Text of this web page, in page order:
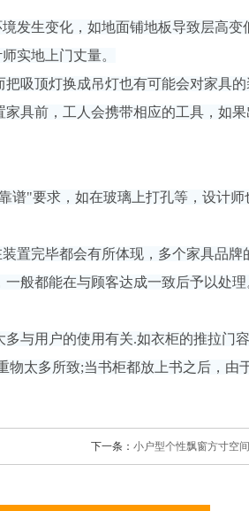
发生变化，如地面铺地板导致层高
实地上门丈量。
吸顶灯换成吊灯也有可能会对家具
具前，工人会携带相应的工具，如
谱"要求，如在玻璃上打孔等，设计
置完毕都会有所体现，多个家具品牌
般都能在与顾客达成一致后予以处理
与用户的使用有关.如衣柜的推拉门
太多所致;当书柜都放上书之后，由
下一条： 小户型个性飘窗方寸空